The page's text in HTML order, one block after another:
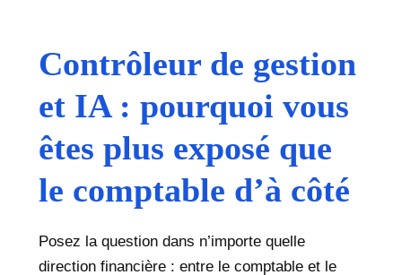
Contrôleur de gestion
et IA : pourquoi vous
êtes plus exposé que
le comptable d’à côté
Posez la question dans n’importe quelle
direction financière : entre le comptable et le